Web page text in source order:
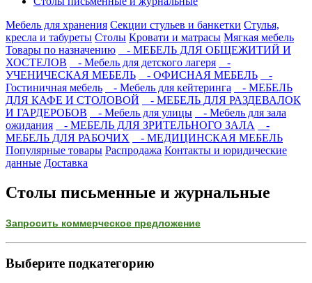
Мебель для хранения Секции стульев и банкетки Стулья,
кресла и табуреты Столы Кровати и матрасы Мягкая мебель
Товары по назначению
- МЕБЕЛЬ ДЛЯ ОБЩЕЖИТИЙ И
ХОСТЕЛОВ
- Мебель для детского лагеря
-
УЧЕНИЧЕСКАЯ МЕБЕЛЬ
- ОФИСНАЯ МЕБЕЛЬ
-
Гостиничная мебель
- Мебель для кейтеринга
- МЕБЕЛЬ
ДЛЯ КАФЕ И СТОЛОВОЙ
- МЕБЕЛЬ ДЛЯ РАЗДЕВАЛОК
И ГАРДЕРОБОВ
- Мебель для улицы
- Мебель для зала
ожидания
- МЕБЕЛЬ ДЛЯ ЗРИТЕЛЬНОГО ЗАЛА
-
МЕБЕЛЬ ДЛЯ РАБОЧИХ
- МЕДИЦИНСКАЯ МЕБЕЛЬ
Популярные товары Распродажа Контакты и юридические
данные Доставка
Столы письменные и журнальные
Запросить коммерческое предложение
Выберите подкатегорию